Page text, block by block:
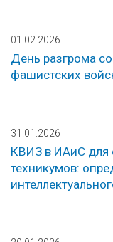
01.02.2026
День разгрома
фашистских
31.01.2026
КВИЗ в ИАиС для
техникумов: